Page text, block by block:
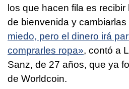
los que hacen fila es
de bienvenida y cambiarlas
miedo, pero el dinero irá
comprarles ropa», contó a
Sanz, de 27 años, que ya
de Worldcoin.